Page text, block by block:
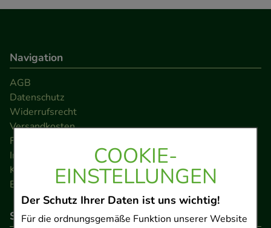
COOKIE-
EINSTELLUNGEN
Der Schutz Ihrer Daten ist uns wichtig!
Für die ordnungsgemäße Funktion unserer Website
Navigation
AGB
Datenschutz
Widerrufsrecht
Versandkosten
FAQ
Impressum
Kontakt
Barrierefreiheitserklärung
So können Sie bezahlen